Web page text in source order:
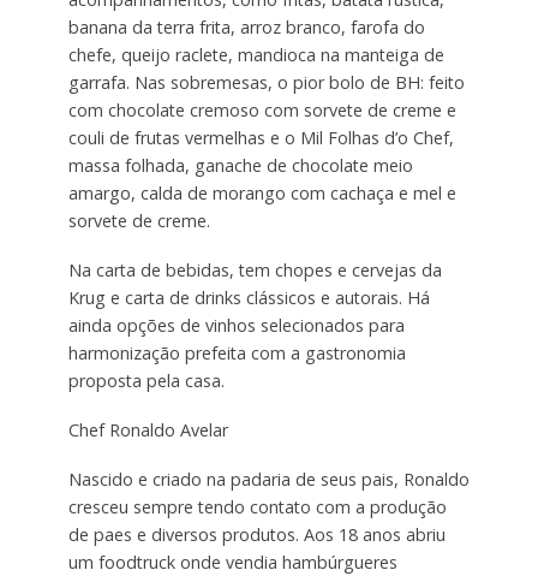
banana da terra frita, arroz branco, farofa do
chefe, queijo raclete, mandioca na manteiga de
garrafa. Nas sobremesas, o pior bolo de BH: feito
com chocolate cremoso com sorvete de creme e
couli de frutas vermelhas e o Mil Folhas d’o Chef,
massa folhada, ganache de chocolate meio
amargo, calda de morango com cachaça e mel e
sorvete de creme.
Na carta de bebidas, tem chopes e cervejas da
Krug e carta de drinks clássicos e autorais. Há
ainda opções de vinhos selecionados para
harmonização prefeita com a gastronomia
proposta pela casa.
Chef Ronaldo Avelar
Nascido e criado na padaria de seus pais, Ronaldo
cresceu sempre tendo contato com a produção
de paes e diversos produtos. Aos 18 anos abriu
um foodtruck onde vendia hambúrgueres